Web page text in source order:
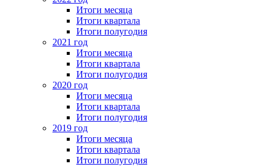
Итоги месяца
Итоги квартала
Итоги полугодия
2021 год
Итоги месяца
Итоги квартала
Итоги полугодия
2020 год
Итоги месяца
Итоги квартала
Итоги полугодия
2019 год
Итоги месяца
Итоги квартала
Итоги полугодия